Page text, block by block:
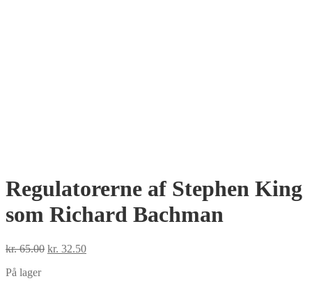
Regulatorerne af Stephen King
som Richard Bachman
kr.65.00 Den
kr. 32.50Den
På lager